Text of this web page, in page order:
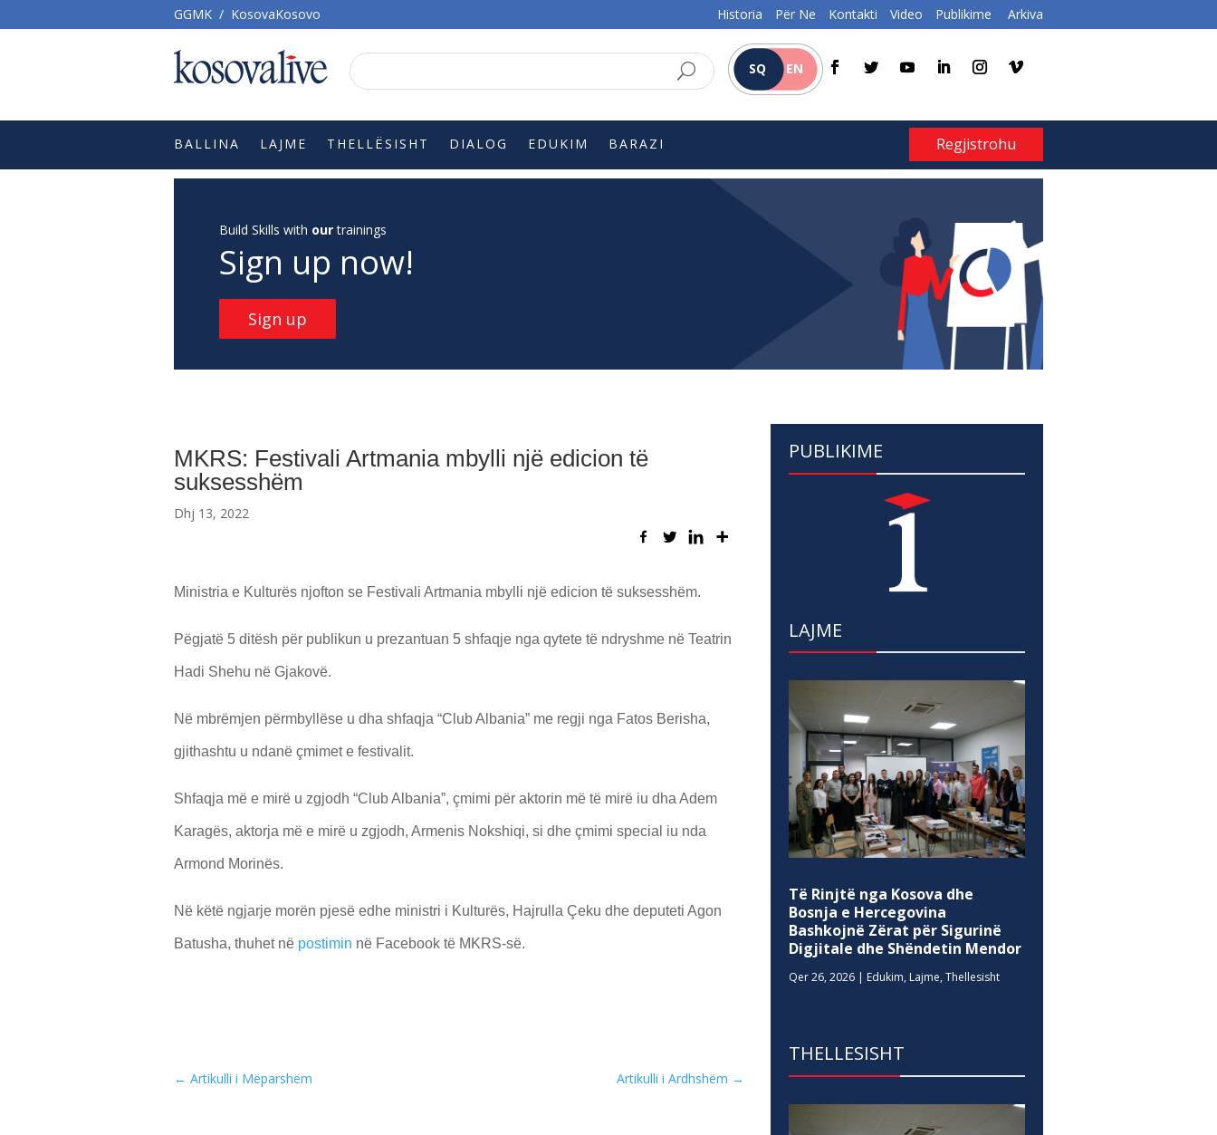
GGMK / KosovaKosovo Historia Për Ne Kontakti Video Publikime Arkiva
SQ EN
BALLINA LAJME THELLËSISHT DIALOG EDUKIM BARAZI Regjistrohu
Build Skills with ourtrainings
Sign up now!
Sign up
MKRS: Festivali Artmania mbylli një edicion të
suksesshëm
Dhj 13, 2022
Ministria e Kulturës njofton se Festivali Artmania mbylli një edicion të suksesshëm.
Pëgjatë 5 ditësh për publikun u prezantuan 5 shfaqje nga qytete të ndryshme në Teatrin
Hadi Shehu në Gjakovë.
Në mbrëmjen përmbyllëse u dha shfaqja “Club Albania” me regji nga Fatos Berisha,
gjithashtu u ndanë çmimet e festivalit.
Shfaqja më e mirë u zgjodh “Club Albania”, çmimi për aktorin më të mirë iu dha Adem
Karagës, aktorja më e mirë u zgjodh, Armenis Nokshiqi, si dhe çmimi special iu nda
Armond Morinës.
Në këtë ngjarje morën pjesë edhe ministri i Kulturës, Hajrulla Çeku dhe deputeti Agon
Batusha, thuhet në postimin në Facebook të MKRS-së.
← Artikulli i Mëparshëm Artikulli i Ardhshëm →
PUBLIKIME
LAJME
Të Rinjtë nga Kosova dhe
Bosnja e Hercegovina
Bashkojnë Zërat për Sigurinë
Digjitale dhe Shëndetin Mendor
Qer 26, 2026 | Edukim, Lajme,Thellesisht
THELLESISHT